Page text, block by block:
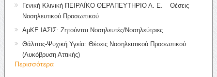
Γενική Κλινική ΠΕΙΡΑΪΚΟ ΘΕΡΑΠΕΥΤΗΡΙΟ Α. Ε. – Θέσεις
Νοσηλευτικού Προσωπικού
ΑμΚΕ ΙΑΣΙΣ: Ζητούνται Νοσηλευτές/Νοσηλεύτριες
Θάλπος-Ψυχική Υγεία: Θέσεις Νοσηλευτικού Προσωπικού
(Λυκόβρυση Αττικής)
Περισσότερα